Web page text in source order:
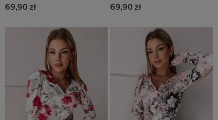
69,90 zł 69,90 zł